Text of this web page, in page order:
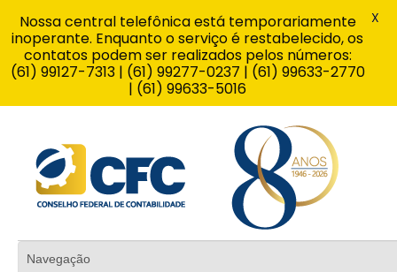
Nossa central telefônica está temporariamente
inoperante. Enquanto o serviço é restabelecido, os
contatos podem ser realizados pelos números:
(61) 99127-7313 | (61) 99277-0237 | (61) 99633-2770
| (61) 99633-5016
X